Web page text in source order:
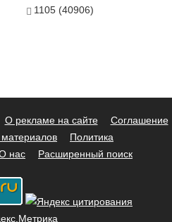
1105 (40906)
О рекламе на сайте
Соглашение
Политика
нас Расширенный поиск